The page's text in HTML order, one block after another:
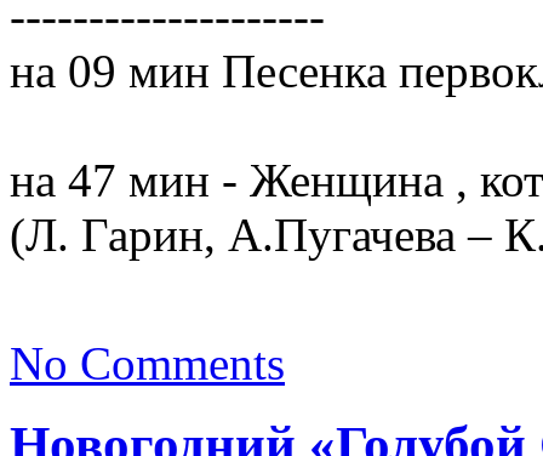
--------------------
на 09 мин Песенка
на 47 мин - Женщина ,
(Л. Гарин, А.Пугачева –
No Comments
Новогодний